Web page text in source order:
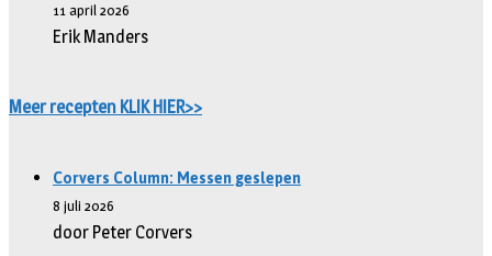
11 april 2026
Erik Manders
Meer recepten KLIK HIER>>
Corvers Column: Messen geslepen
8 juli 2026
door Peter Corvers